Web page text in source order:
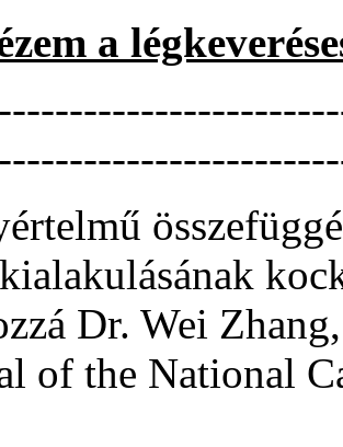
a
Dr. Wei
of the National